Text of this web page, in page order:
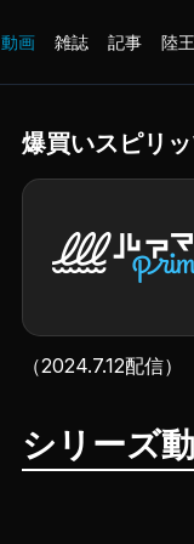
動画 雑誌 記事 陸
爆買いスピリ
（2024.7.12配信）
シリーズ